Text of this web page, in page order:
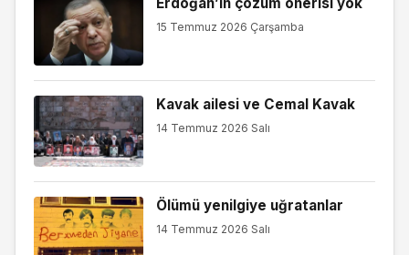
15 Temmuz 2026 Çarşamba
Kavak ailesi ve Cemal Kavak
14 Temmuz 2026 Salı
Ölümü yenilgiye uğratanlar
14 Temmuz 2026 Salı